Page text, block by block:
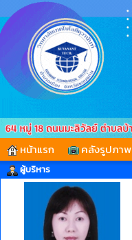
หน้าแรก คลังรูปภาพ
ผู้บริหาร